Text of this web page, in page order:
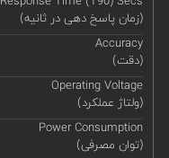
(زمان پاسخ دهی در ثانیه)
Accuracy
(دقت)
Operating Voltage
(ولتاژ عملکرد)
Power Consumption
(توان مصرفی)